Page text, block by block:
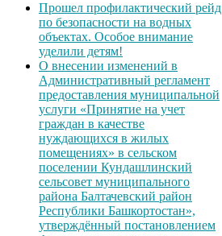
Прошел профилактический рейд
по безопасности на водных
объектах. Особое внимание
уделили детям!
О внесении изменений в
Административный регламент
предоставления муниципальной
услуги «Принятие на учет
граждан в качестве
нуждающихся в жилых
помещениях» в сельском
поселении Кундашлинский
сельсовет муниципального
района Балтачевский район
Республики Башкортостан»,
утверждённый постановлением